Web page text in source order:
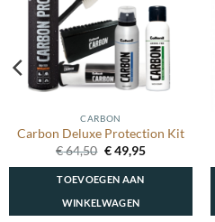
wenslijst
CARBON
Carbon Deluxe Protection Kit
€64,50 Oorspronkelijke
was:
€ 64,50.
€49,95Huidige
TOEVOEGEN AAN
WINKELWAGEN